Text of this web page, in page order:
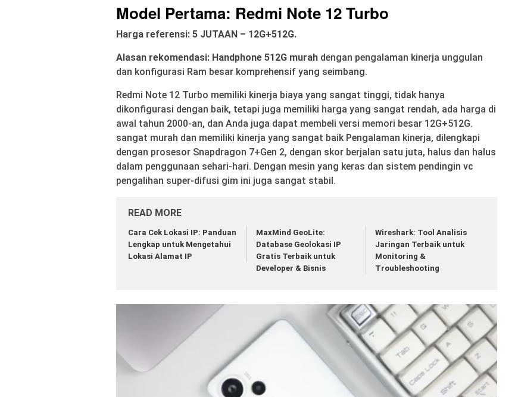
Model Pertama: Redmi Note 12 Turbo
Harga referensi: 5 JUTAAN – 12G+512G.
Alasan rekomendasi: Handphone 512G murah dengan pengalaman kinerja unggulan
dan konfigurasi Ram besar komprehensif yang seimbang.
Redmi Note 12 Turbo memiliki kinerja biaya yang sangat tinggi, tidak hanya
dikonfigurasi dengan baik, tetapi juga memiliki harga yang sangat rendah, ada harga di
awal tahun 2000-an, dan Anda juga dapat membeli versi memori besar 12G+512G.
sangat murah dan memiliki kinerja yang sangat baik Pengalaman kinerja, dilengkapi
dengan prosesor Snapdragon 7+Gen 2, dengan skor berjalan satu juta, halus dan halus
dalam penggunaan sehari-hari. Dengan mesin yang keras dan sistem pendingin vc
pengalihan super-difusi gim ini juga sangat stabil.
READ MORE
Cara Cek Lokasi IP: Panduan
Lengkap untuk Mengetahui
Lokasi Alamat IP
MaxMind GeoLite:
Database Geolokasi IP
Gratis Terbaik untuk
Developer & Bisnis
Wireshark: Tool Analisis
Jaringan Terbaik untuk
Monitoring &
Troubleshooting